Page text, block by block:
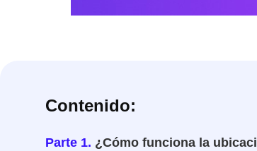
Contenido:
Parte 1. ¿Cómo funciona la